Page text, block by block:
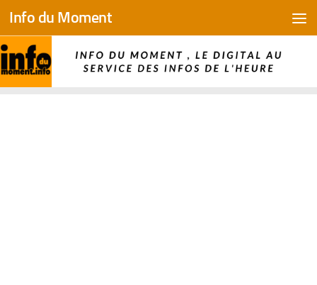
Skip to content
Info du Moment